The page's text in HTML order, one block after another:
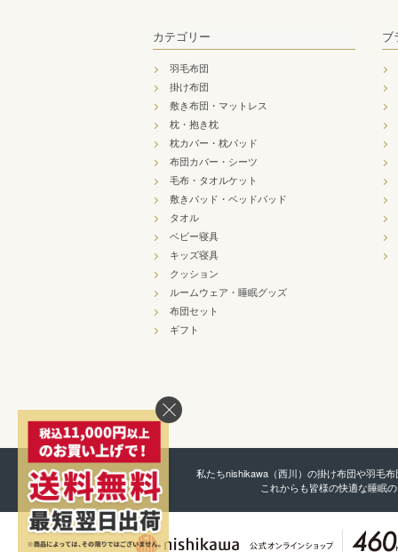
カテゴリー
羽毛布団
掛け布団
敷き布団・マットレス
枕・抱き枕
枕カバー・枕パッド
布団カバー・シーツ
毛布・タオルケット
敷きパッド・ベッドパッド
タオル
ベビー寝具
キッズ寝具
クッション
ルームウェア・睡眠グッズ
布団セット
ギフト
ブ
私たちnishikawa（西川）の掛け布団や羽毛
これからも皆様の快適な睡眠